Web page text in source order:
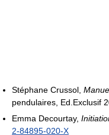
Stéphane Crussol,
pendulaires, Ed.Exclusif
Emma Decourtay,
2-84895-020-X